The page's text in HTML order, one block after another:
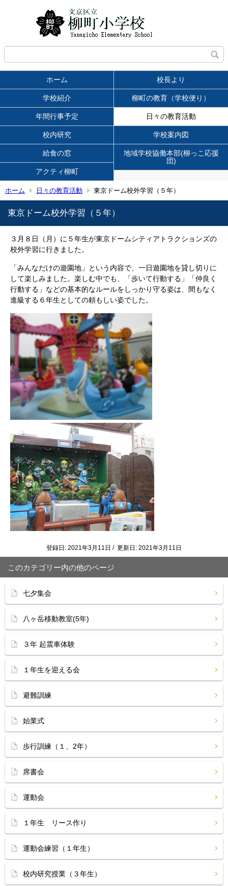
ホーム 校長より
学校紹介 柳町の教育（学校便り）
年間行事予定 日々の教育活動
校内研究 学校案内図
給食の窓
地域学校協働本部(柳っこ応援
団)
アクティ柳町
ホーム 日々の教育活動 東京ドーム校外学習（５年）
東京ドーム校外学習（５年）
３月８日（月）に５年生が東京ドームシティアトラクションズの
校外学習に行きました。
「みんなだけの遊園地」という内容で、一日遊園地を貸し切りに
して楽しみました。楽しむ中でも、「歩いて行動する」「仲良く
行動する」などの基本的なルールをしっかり守る姿は、間もなく
進級する６年生としての頼もしい姿でした。
登録日: 2021年3月11日 / 更新日: 2021年3月11日
このカテゴリー内の他のページ
七夕集会
八ヶ岳移動教室(5年)
３年 起震車体験
１年生を迎える会
避難訓練
始業式
歩行訓練（１、2年）
席書会
運動会
１年生 リース作り
運動会練習（１年生）
校内研究授業（３年生）